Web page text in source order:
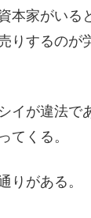
本家がいる
りするのが
イが違法で
てくる。
りがある。